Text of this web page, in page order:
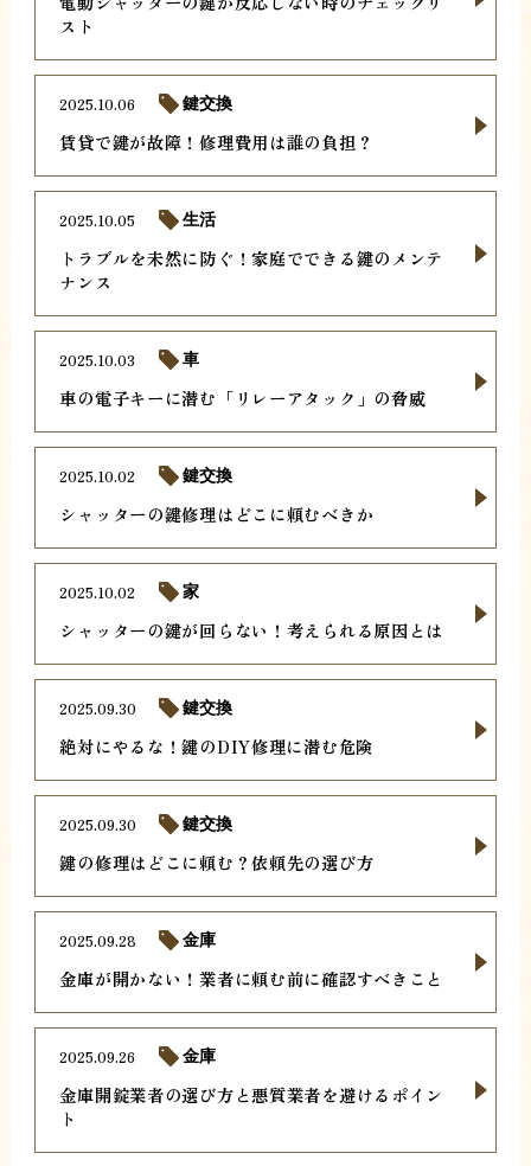
スト
賃貸で鍵が故障！修理費用は誰の負担？
2025.10.06 鍵交換
トラブルを未然に防ぐ！家庭でできる鍵のメンテ
ナンス
2025.10.05 生活
車の電子キーに潜む「リレーアタック」の脅威
2025.10.03 車
シャッターの鍵修理はどこに頼むべきか
2025.10.02 鍵交換
シャッターの鍵が回らない！考えられる原因とは
2025.10.02 家
絶対にやるな！鍵のDIY修理に潜む危険
2025.09.30 鍵交換
鍵の修理はどこに頼む？依頼先の選び方
2025.09.30 鍵交換
金庫が開かない！業者に頼む前に確認すべきこと
2025.09.28 金庫
金庫開錠業者の選び方と悪質業者を避けるポイン
ト
2025.09.26 金庫